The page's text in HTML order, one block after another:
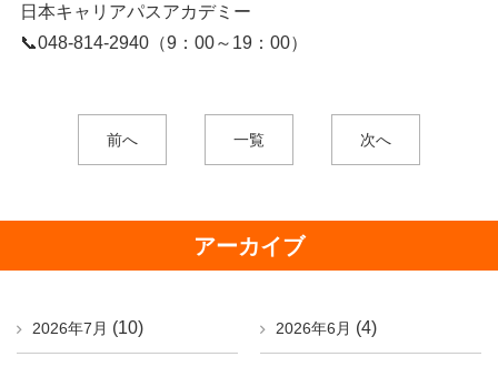
日本キャリアパスアカデミー
📞048-814-2940（9：00～19：00）
前へ 一覧 次へ
アーカイブ
2026年7月 (10) 2026年6月 (4)